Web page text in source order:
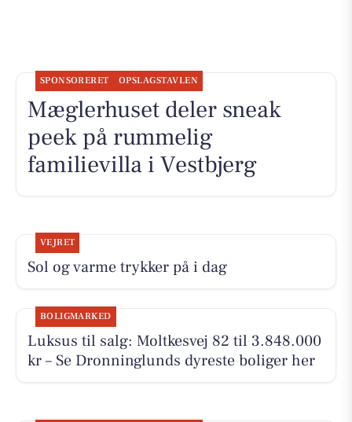
SPONSORERET OPSLAGSTAVLEN
Mæglerhuset deler sneak
peek på rummelig
familievilla i Vestbjerg
VEJRET
Sol og varme trykker på i dag
BOLIGMARKED
Luksus til salg: Moltkesvej 82 til 3.848.000
kr – Se Dronninglunds dyreste boliger her